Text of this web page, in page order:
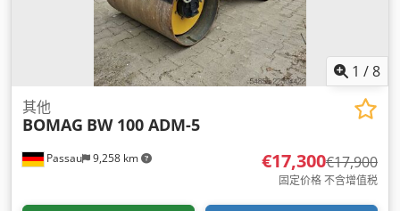
1 /8
Passau 9,258 km
其他
BOMAG BW 100 ADM-5
€17,300€17,900
固定价格 不含增值税